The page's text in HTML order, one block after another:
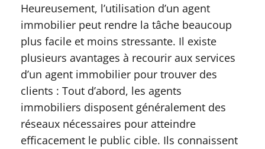
Heureusement, l’utilisation d’un agent
immobilier peut rendre la tâche beaucoup
plus facile et moins stressante. Il existe
plusieurs avantages à recourir aux services
d’un agent immobilier pour trouver des
clients : Tout d’abord, les agents
immobiliers disposent généralement des
réseaux nécessaires pour atteindre
efficacement le public cible. Ils connaissent